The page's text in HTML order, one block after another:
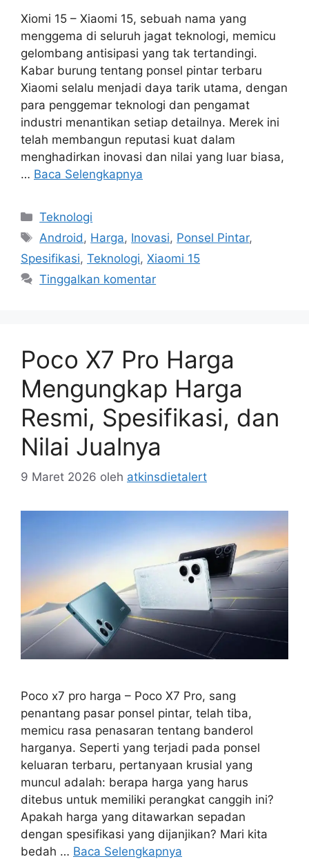
Xiomi 15 – Xiaomi 15, sebuah nama yang
menggema di seluruh jagat teknologi, memicu
gelombang antisipasi yang tak tertandingi.
Kabar burung tentang ponsel pintar terbaru
Xiaomi selalu menjadi daya tarik utama, dengan
para penggemar teknologi dan pengamat
industri menantikan setiap detailnya. Merek ini
telah membangun reputasi kuat dalam
menghadirkan inovasi dan nilai yang luar biasa,
… Baca Selengkapnya
Kategori
Teknologi
Tag
Android , Harga, Inovasi, Ponsel Pintar,
Spesifikasi, Teknologi, Xiaomi 15
Tinggalkan komentar
Poco X7 Pro Harga
Mengungkap Harga
Resmi, Spesifikasi, dan
Nilai Jualnya
9 Maret 2026 oleh atkinsdietalert
Poco x7 pro harga – Poco X7 Pro, sang
penantang pasar ponsel pintar, telah tiba,
memicu rasa penasaran tentang banderol
harganya. Seperti yang terjadi pada ponsel
keluaran terbaru, pertanyaan krusial yang
muncul adalah: berapa harga yang harus
ditebus untuk memiliki perangkat canggih ini?
Apakah harga yang ditawarkan sepadan
dengan spesifikasi yang dijanjikan? Mari kita
bedah … Baca Selengkapnya